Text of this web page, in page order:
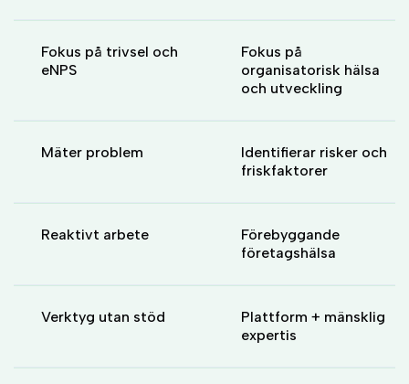
Fokus på trivsel och
eNPS
Fokus på
organisatorisk hälsa
och utveckling
Mäter problem
Identifierar risker och
friskfaktorer
Reaktivt arbete
Förebyggande
företagshälsa
Verktyg utan stöd
Plattform + mänsklig
expertis